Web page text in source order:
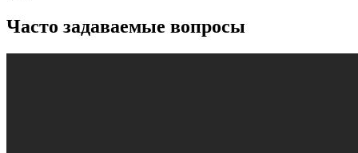
Часто задаваемые вопросы